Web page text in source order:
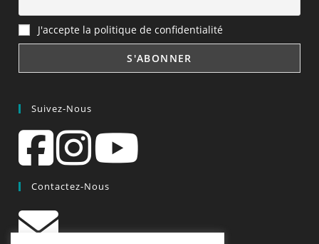
J'accepte la politique de confidentialité
Suivez-Nous
Contactez-Nous
contact@quiscrap.fr